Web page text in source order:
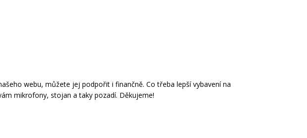
webu, můžete jej podpořit i finančně. Co třeba lepší vybavení na
mikrofony, stojan a taky pozadí. Děkujeme!